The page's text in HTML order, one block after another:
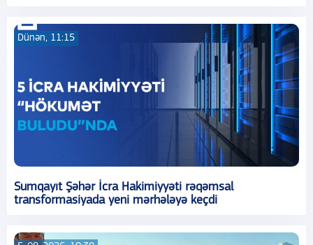
Dünən, 11:15
Sumqayıt Şəhər İcra Hakimiyyəti rəqəmsal
transformasiyada yeni mərhələyə keçdi